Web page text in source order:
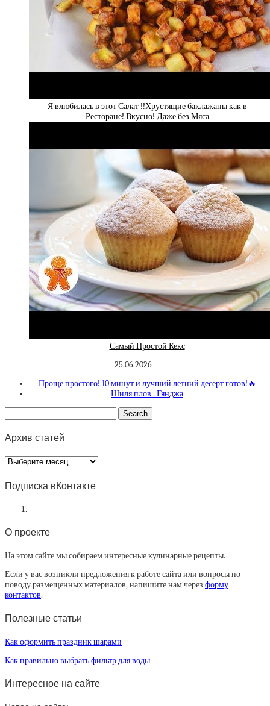
Я влюбилась в этот Салат !!Хрустящие баклажаны как в
Ресторане! Вкусно! Даже без Мяса
Самый Простой Кекс
25.06.2026
Проще простого! 10 минут и лучший летний десерт готов!🔥
Шиля плов . Гянджа
Архив статей
Архив
статей
Подписка вКонтакте
О проекте
На этом сайте мы собираем интересные кулинарные рецепты.
Если у вас возникли предложения к работе сайта или вопросы по
поводу размещенных материалов, напишите нам через форму
контактов.
Полезные статьи
Как оформить праздник шарами
Как правильно выбрать фильтр для воды
Интересное на сайте